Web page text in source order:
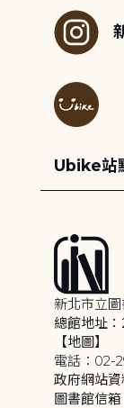
Ubike站
新北市立
總館地址
【地圖】
電話：02-
政府網站
圖書館信